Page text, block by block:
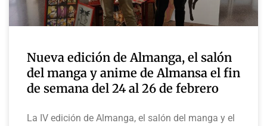
Nueva edición de Almanga, el salón
del manga y anime de Almansa el fin
de semana del 24 al 26 de febrero
La IV edición de Almanga, el salón del manga y el